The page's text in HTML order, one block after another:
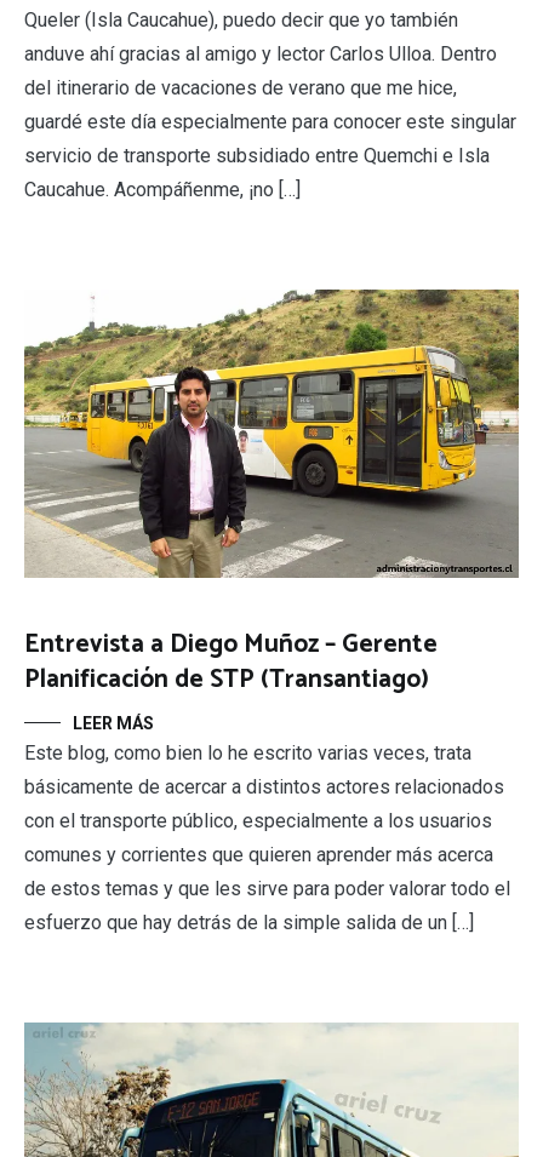
Queler (Isla Caucahue), puedo decir que yo también
anduve ahí gracias al amigo y lector Carlos Ulloa. Dentro
del itinerario de vacaciones de verano que me hice,
guardé este día especialmente para conocer este singular
servicio de transporte subsidiado entre Quemchi e Isla
Caucahue. Acompáñenme, ¡no […]
Entrevista a Diego Muñoz – Gerente
Planificación de STP (Transantiago)
LEER MÁS
Este blog, como bien lo he escrito varias veces, trata
básicamente de acercar a distintos actores relacionados
con el transporte público, especialmente a los usuarios
comunes y corrientes que quieren aprender más acerca
de estos temas y que les sirve para poder valorar todo el
esfuerzo que hay detrás de la simple salida de un […]